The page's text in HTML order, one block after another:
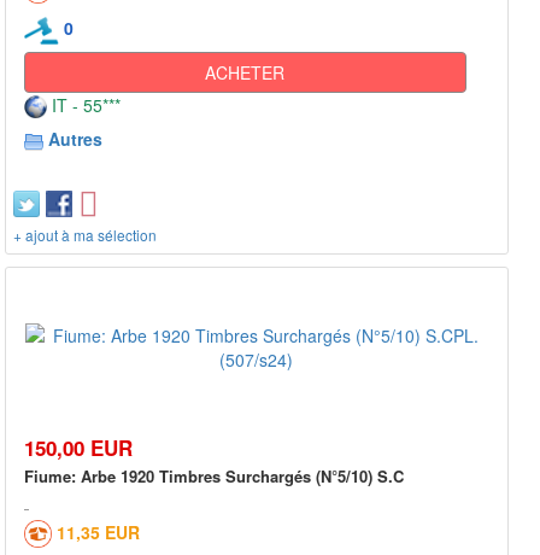
0
ACHETER
IT - 55***
Autres
+ ajout à ma sélection
150,00 EUR
Fiume: Arbe 1920 Timbres Surchargés (N°5/10) S.C
11,35 EUR